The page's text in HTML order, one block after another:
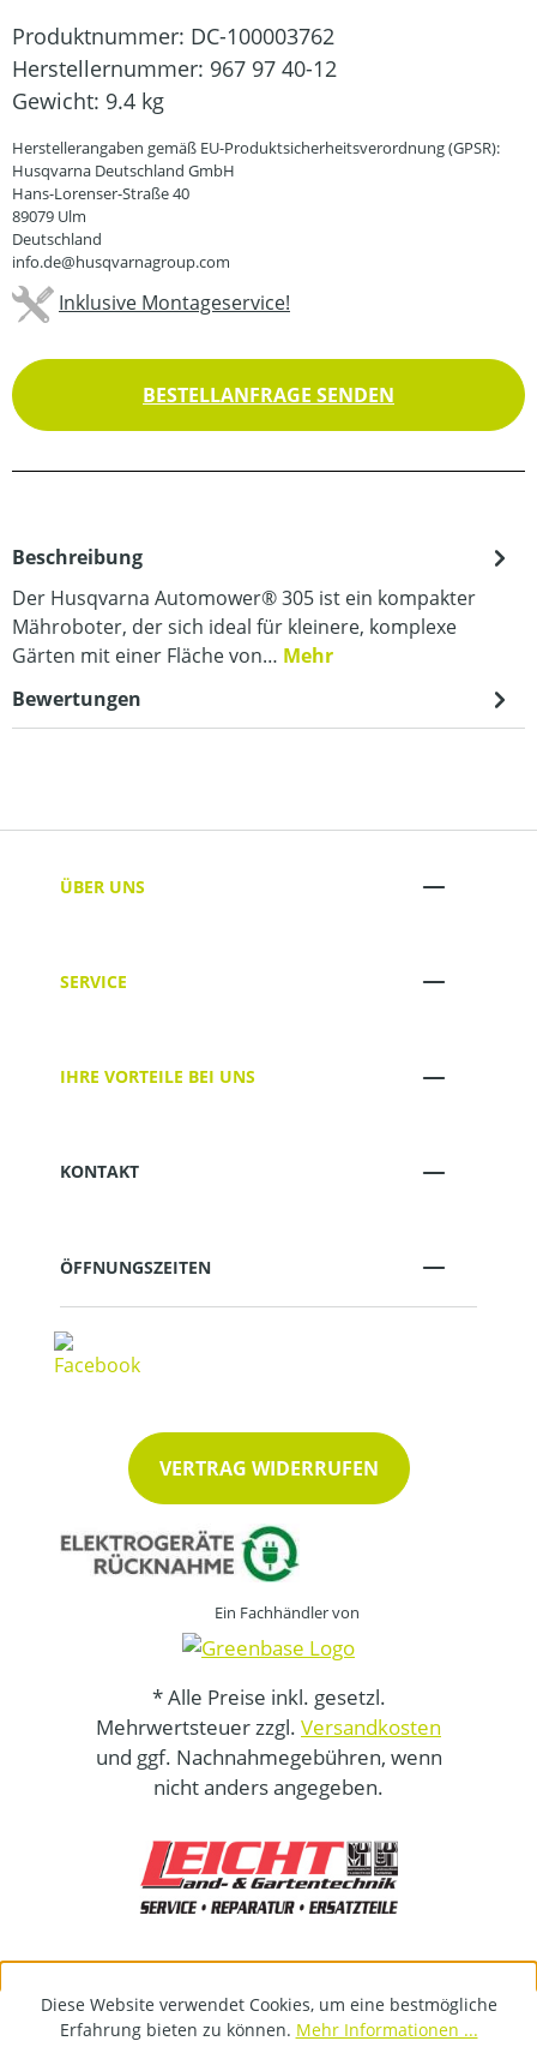
Produktnummer: DC-100003762
Herstellernummer: 967 97 40-12
Gewicht: 9.4 kg
Herstellerangaben gemäß EU-Produktsicherheitsverordnung (GPSR):
Husqvarna Deutschland GmbH
Hans-Lorenser-Straße 40
89079 Ulm
Deutschland
info.de@husqvarnagroup.com
Inklusive Montageservice!
BESTELLANFRAGE SENDEN
Beschreibung
Der Husqvarna Automower® 305 ist ein kompakter
Mähroboter, der sich ideal für kleinere, komplexe
Gärten mit einer Fläche von… Mehr
Bewertungen
ÜBER UNS
SERVICE
IHRE VORTEILE BEI UNS
KONTAKT
ÖFFNUNGSZEITEN
VERTRAG WIDERRUFEN
Ein Fachhändler von
* Alle Preise inkl. gesetzl.
Mehrwertsteuer zzgl. Versandkosten
und ggf. Nachnahmegebühren, wenn
nicht anders angegeben.
Diese Website verwendet Cookies, um eine bestmögliche
Erfahrung bieten zu können. Mehr Informationen ...